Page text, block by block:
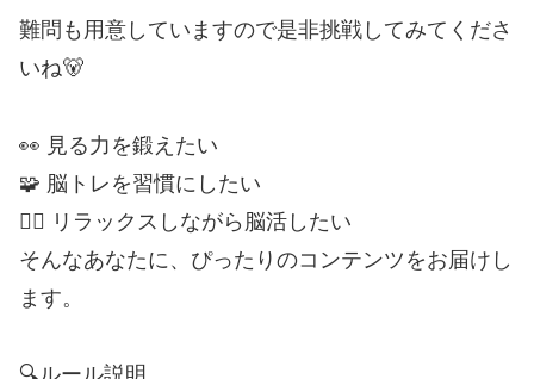
難問も用意していますので是非挑戦してみてくださ
いね🐻
👀 見る力を鍛えたい
🧩 脳トレを習慣にしたい
🧘‍♀️ リラックスしながら脳活したい
そんなあなたに、ぴったりのコンテンツをお届けし
ます。
🔍ルール説明